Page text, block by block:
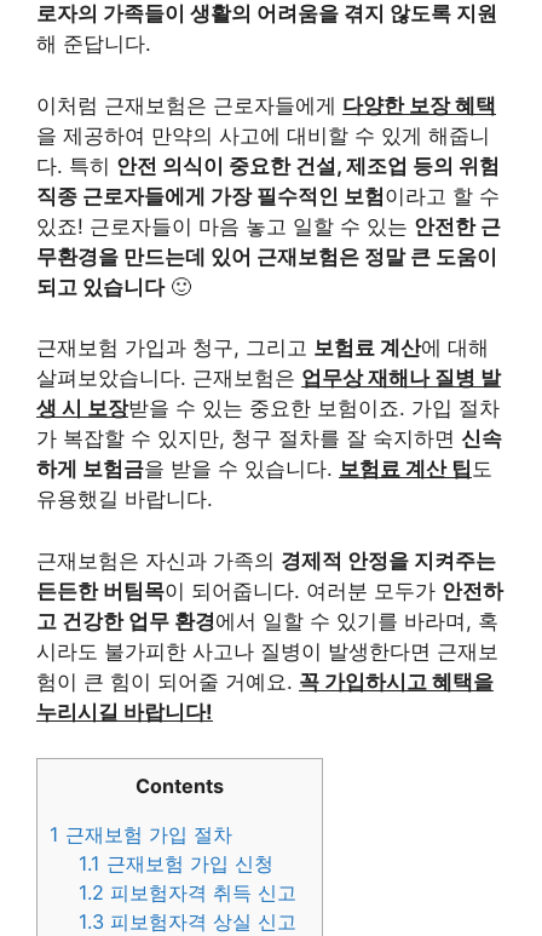
로자의 가족들이 생활의 어려움을 겪지 않도록 지원
해 준답니다.
이처럼 근재보험은 근로자들에게 다양한 보장 혜택
을 제공하여 만약의 사고에 대비할 수 있게 해줍니
다. 특히 안전 의식이 중요한 건설, 제조업 등의 위험
직종 근로자들에게 가장 필수적인 보험이라고 할 수
있죠! 근로자들이 마음 놓고 일할 수 있는 안전한 근
무환경을 만드는데 있어 근재보험은 정말 큰 도움이
되고 있습니다🙂
근재보험 가입과 청구, 그리고 보험료 계산에 대해
살펴보았습니다. 근재보험은 업무상 재해나 질병 발
생 시 보장받을 수 있는 중요한 보험이죠. 가입 절차
가 복잡할 수 있지만, 청구 절차를 잘 숙지하면 신속
하게 보험금을 받을 수 있습니다. 보험료 계산 팁도
유용했길 바랍니다.
근재보험은 자신과 가족의 경제적 안정을 지켜주는
든든한 버팀목이 되어줍니다. 여러분 모두가 안전하
고 건강한 업무 환경에서 일할 수 있기를 바라며, 혹
시라도 불가피한 사고나 질병이 발생한다면 근재보
험이 큰 힘이 되어줄 거예요. 꼭 가입하시고 혜택을
누리시길 바랍니다!
Contents
1 근재보험 가입 절차
1.1 근재보험 가입 신청
1.2 피보험자격 취득 신고
1.3 피보험자격 상실 신고